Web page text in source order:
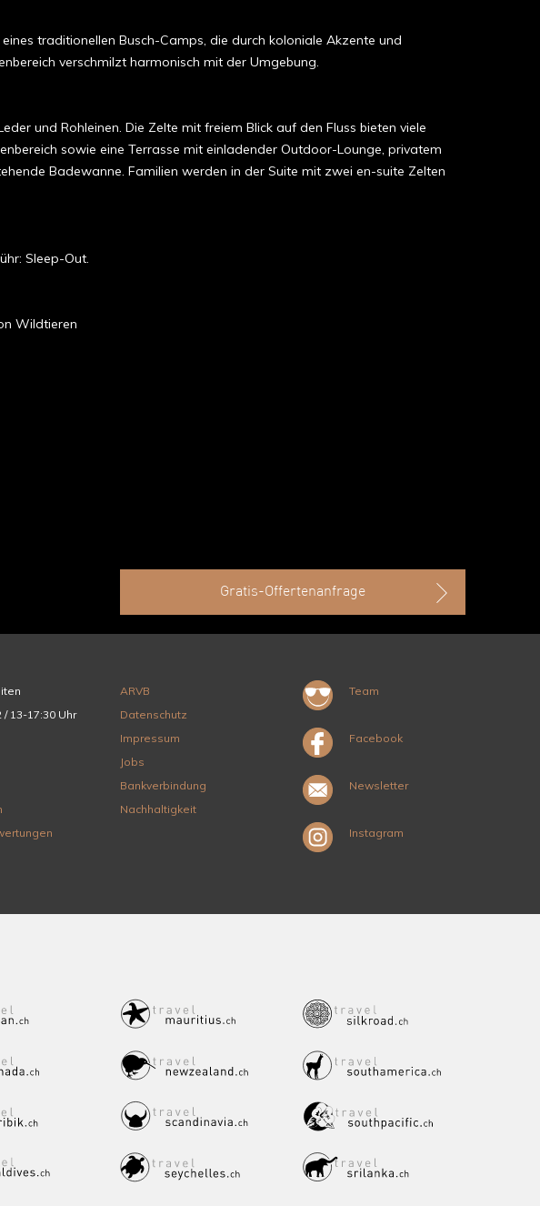
traditionellen Busch-Camps, die durch koloniale Akzente und
verschmilzt harmonisch mit der Umgebung.
und Rohleinen. Die Zelte mit freiem Blick auf den Fluss bieten viele
sowie eine Terrasse mit einladender Outdoor-Lounge, privatem
Badewanne. Familien werden in der Suite mit zwei en-suite Zelten
Sleep-Out.
Wildtieren
Gratis-Offertenanfrage
/ 13-17:30 Uhr
ARVB
Datenschutz
Impressum
Jobs
Bankverbindung
Nachhaltigkeit
Team
Facebook
Newsletter
Instagram